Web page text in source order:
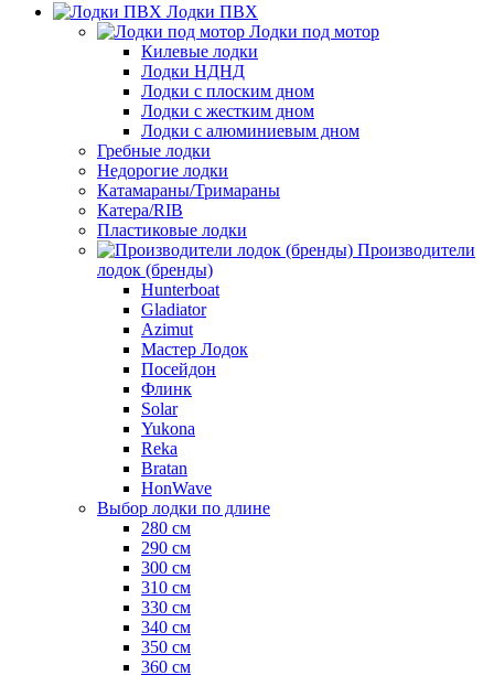
Лодки ПВХ
Лодки под мотор
Килевые лодки
Лодки НДНД
Лодки с плоским дном
Лодки с жестким дном
Лодки с алюминиевым дном
Гребные лодки
Недорогие лодки
Катамараны/Тримараны
Катера/RIB
Пластиковые лодки
Производители
лодок (бренды)
Hunterboat
Gladiator
Azimut
Мастер Лодок
Посейдон
Флинк
Solar
Yukona
Reka
Bratan
HonWave
Выбор лодки по длине
280 см
290 см
300 см
310 см
330 см
340 см
350 см
360 см